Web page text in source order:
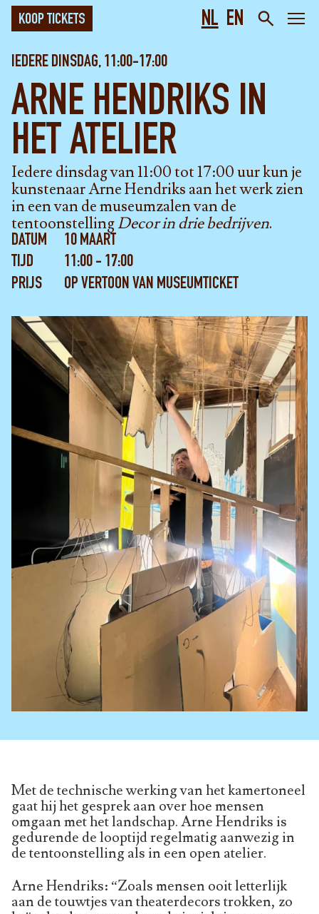
NL EN
KOOP TICKETS
IEDERE DINSDAG, 11:00-17:00
ARNE HENDRIKS IN
HET ATELIER
Iedere dinsdag van 11:00 tot 17:00 uur kun je
kunstenaar Arne Hendriks aan het werk zien
in een van de museumzalen van de
tentoonstellingDecor in drie bedrijven.
DATUM
10 MAART
TIJD
11:00 - 17:00
PRIJS
OP VERTOON VAN MUSEUMTICKET
Met de technische werking van het kamertoneel
gaat hij het gesprek aan over hoe mensen
omgaan met het landschap. Arne Hendriks is
gedurende de looptijd regelmatig aanwezig in
de tentoonstelling als in een open atelier.
Arne Hendriks: “Zoals mensen ooit letterlijk
aan de touwtjes van theaterdecors trokken, zo